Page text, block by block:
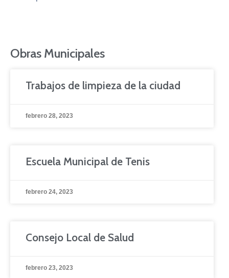
Obras Municipales
Trabajos de limpieza de la ciudad
febrero 28, 2023
Escuela Municipal de Tenis
febrero 24, 2023
Consejo Local de Salud
febrero 23, 2023